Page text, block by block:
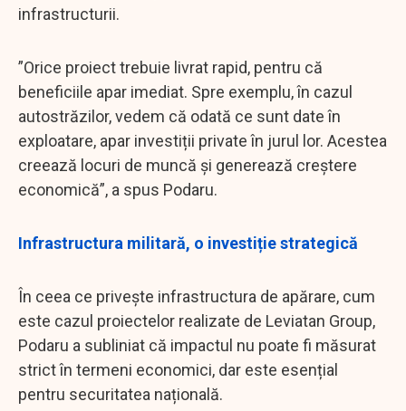
infrastructurii.
”Orice proiect trebuie livrat rapid, pentru că
beneficiile apar imediat. Spre exemplu, în cazul
autostrăzilor, vedem că odată ce sunt date în
exploatare, apar investiții private în jurul lor. Acestea
creează locuri de muncă și generează creștere
economică”, a spus Podaru.
Infrastructura militară, o investiție strategică
În ceea ce privește infrastructura de apărare, cum
este cazul proiectelor realizate de Leviatan Group,
Podaru a subliniat că impactul nu poate fi măsurat
strict în termeni economici, dar este esențial
pentru securitatea națională.